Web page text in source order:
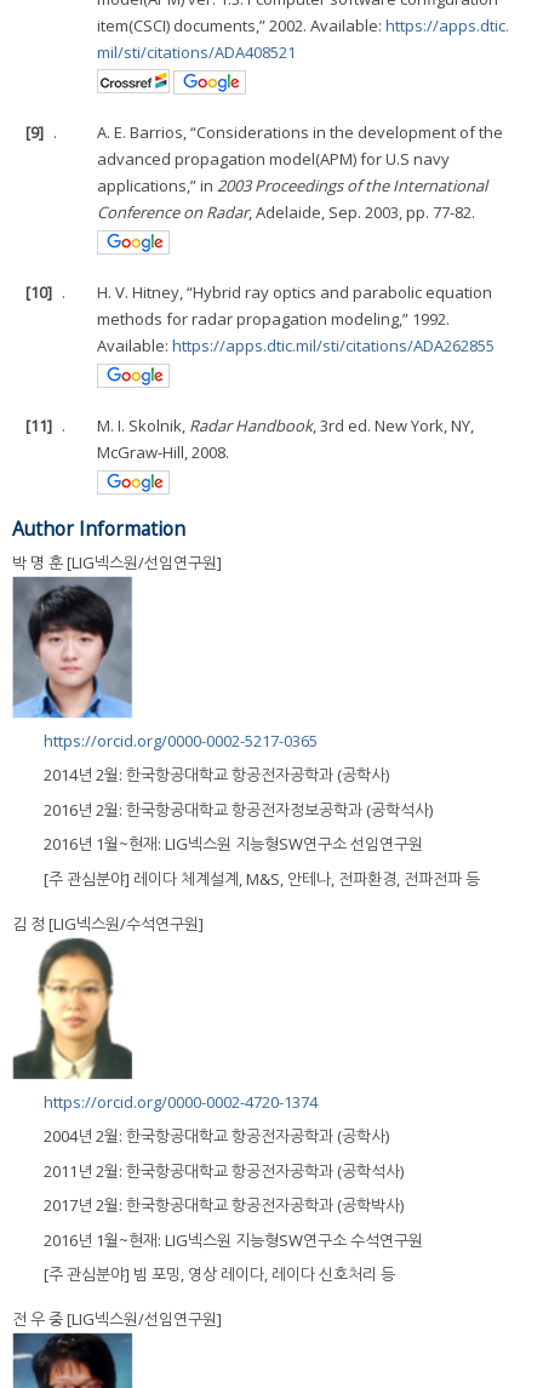
item(CSCI) documents,” 2002. Available:https://apps.dtic.
mil/sti/citations/ADA408521
[9] .
A. E. Barrios, “Considerations in the development of the
advanced propagation model(APM) for U.S navy
applications,” in2003 Proceedings of the International
Conference on Radar, Adelaide, Sep. 2003, pp. 77-82.
[10] .
H. V. Hitney, “Hybrid ray optics and parabolic equation
methods for radar propagation modeling,” 1992.
Available:https://apps.dtic.mil/sti/citations/ADA262855
[11] . M. I. Skolnik, Radar Handbook, 3rd ed. New York, NY,
McGraw-Hill, 2008.
Author Information
박 명 훈 [LIG넥스원/선임연구원]
https://orcid.org/0000-0002-5217-0365
2014년 2월: 한국항공대학교 항공전자공학과 (공학사)
2016년 2월: 한국항공대학교 항공전자정보공학과 (공학석사)
2016년 1월~현재: LIG넥스원 지능형SW연구소 선임연구원
[주 관심분야] 레이다 체계설계, M&S, 안테나, 전파환경, 전파전파 등
김 정 [LIG넥스원/수석연구원]
https://orcid.org/0000-0002-4720-1374
2004년 2월: 한국항공대학교 항공전자공학과 (공학사)
2011년 2월: 한국항공대학교 항공전자공학과 (공학석사)
2017년 2월: 한국항공대학교 항공전자공학과 (공학박사)
2016년 1월~현재: LIG넥스원 지능형SW연구소 수석연구원
[주 관심분야] 빔 포밍, 영상 레이다, 레이다 신호처리 등
전 우 중 [LIG넥스원/선임연구원]